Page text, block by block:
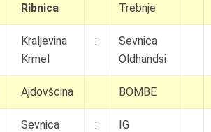
Ribnica
Trebnje
Kraljevina
Krmel
:
Sevnica
Oldhandsi
Ajdovšcina BOMBE
Sevnica
: IG